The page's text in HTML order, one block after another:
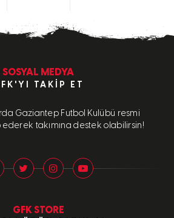
SOSYAL MEDYA
TAKIP ET
Gaziantep Futbol Kulübü resmi
ederek takımına destek olabilirsin!
GFK STORE